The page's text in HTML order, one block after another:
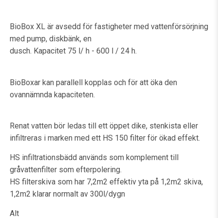
BioBox XL är avsedd för fastigheter med vattenförsörjning
med pump, diskbänk, en
dusch. Kapacitet 75 l/ h - 600 l / 24 h.
BioBoxar kan parallell kopplas och för att öka den
ovannämnda kapaciteten.
Renat vatten bör ledas till ett öppet dike, stenkista eller
infiltreras i marken med ett HS 150 filter för ökad effekt.
HS infiltrationsbädd används som komplement till
gråvattenfilter som efterpolering.
HS filterskiva som har 7,2m2 effektiv yta på 1,2m2 skiva,
1,2m2 klarar normalt av 300l/dygn
Alt